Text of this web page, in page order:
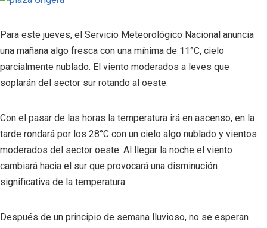
Para este jueves, el Servicio Meteorológico Nacional anuncia
una mañana algo fresca con una mínima de 11°C, cielo
parcialmente nublado. El viento moderados a leves que
soplarán del sector sur rotando al oeste.
Con el pasar de las horas la temperatura irá en ascenso, en la
tarde rondará por los 28°C con un cielo algo nublado y vientos
moderados del sector oeste. Al llegar la noche el viento
cambiará hacia el sur que provocará una disminución
significativa de la temperatura.
Después de un principio de semana lluvioso, no se esperan